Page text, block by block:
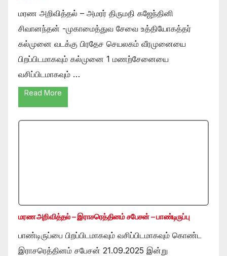
மரண அறிவித்தல் – அமரர் திருமதி கஜேந்தினி
சிவானந்தன் -முகாமைத்துவ சேவை உத்தியோகத்தர்
கல்முனை வடக்கு பிரதேச செயலகம் வீரமுனையை
பிறப்பிடமாகவும் கல்முனை 1 மணற்சேனையை
வசிப்பிடமாகவும் …
Read More
மரண அறிவித்தல் – இராசரெத்தினம் சபேசன் – பாண்டிருப்பு
பாண்டிருப்பை பிறப்பிடமாகவும் வசிப்பிடமாகவும் கொண்ட
இராசரெத்தினம் சபேசன் 21.09.2025 இன்று